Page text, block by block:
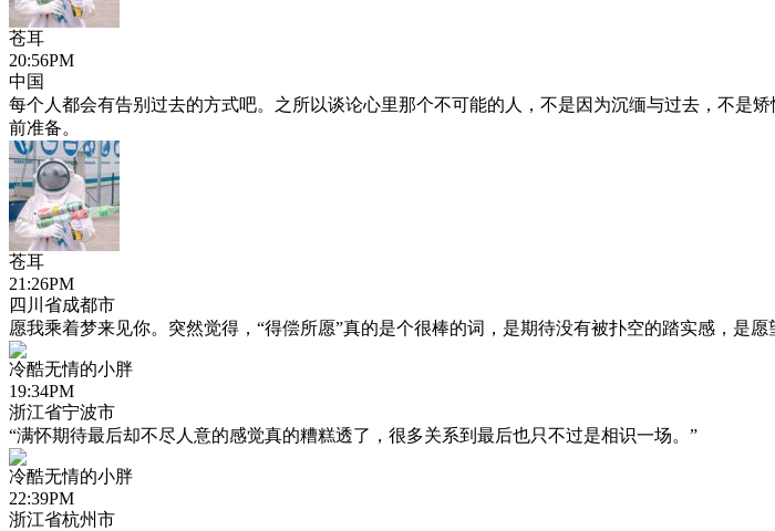
苍耳
20:56PM
中国
每个人都会有告别过去的方式吧。之所以谈论心里那个不可能的人，不是因为沉缅与过去，不是
前准备。
苍耳
21:26PM
四川省成都市
愿我乘着梦来见你。突然觉得，“得偿所愿”真的是个很棒的词，是期待没有被扑空的踏实感，是
冷酷无情的小胖
19:34PM
浙江省宁波市
“满怀期待最后却不尽人意的感觉真的糟糕透了，很多关系到最后也只不过是相识一场。”
冷酷无情的小胖
22:39PM
浙江省杭州市